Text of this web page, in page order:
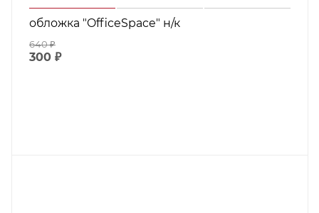
обложка "OfficeSpace" н/к
640₽
300 ₽